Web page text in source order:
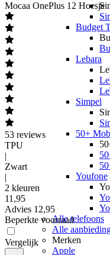
Budget
Lebara
Simpel
50+
Youfone
Alle telefoons
Alle
Merken
Apple
Mocaa OnePlus 12 Hoesje
53 reviews
TPU
|
Zwart
|
2 kleuren
11 ,95
Advies 12,95
Beperkte voorraad
Vergelijk